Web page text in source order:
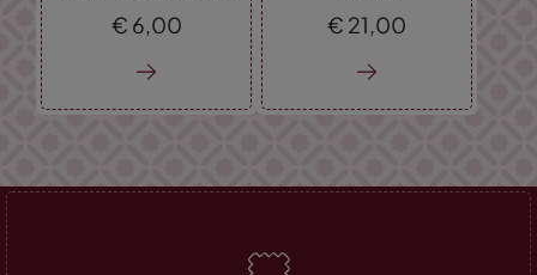
€ 6, 00
€ 21, 00